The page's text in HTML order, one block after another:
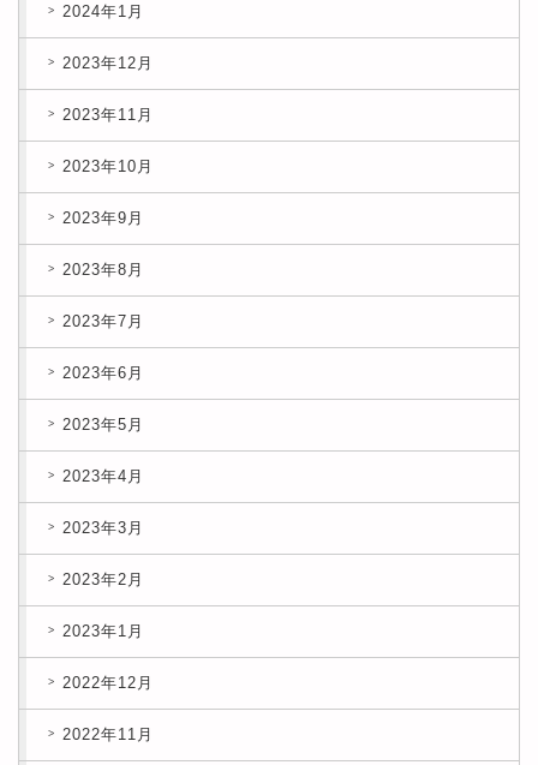
2024年1月
2023年12月
2023年11月
2023年10月
2023年9月
2023年8月
2023年7月
2023年6月
2023年5月
2023年4月
2023年3月
2023年2月
2023年1月
2022年12月
2022年11月